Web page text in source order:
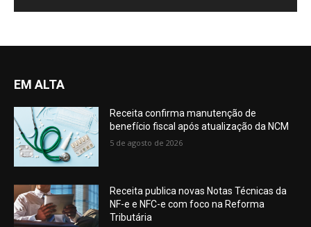
EM ALTA
Receita confirma manutenção de
benefício fiscal após atualização da NCM
5 de agosto de 2026
Receita publica novas Notas Técnicas da
NF-e e NFC-e com foco na Reforma
Tributária